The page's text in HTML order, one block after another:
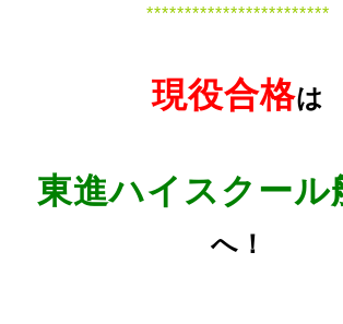
************************
現役合格は
東進ハイスクール
へ！